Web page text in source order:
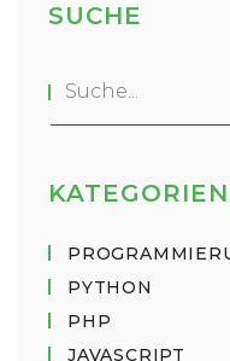
SUCHE
KATEGORIEN
PYTHON
PHP
JAVASCRIPT